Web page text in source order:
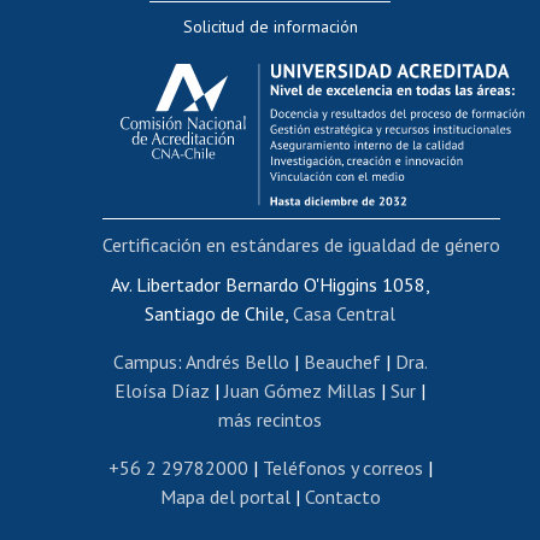
Evaluación docente
Calificación académica
Postulación al AUCAI
Funcionarias/os
Cursos internos de capacitación
Bienestar del personal
Portal de movilidad interna
Certificado de renta
Certificado de renta honorarios
Editar páginas blancas
Extranjeras/os
Revalidación y reconocimiento de títulos
Postulación al Programa de Movilidad Estudiantil
Solicitud de información
Av. Libertador Bernardo O'Higgins 1058,
Santiago de Chile, Casa Central
Campus: Andrés Bello | Beauchef| Dra.
Eloísa Díaz |Juan Gómez Millas | Sur |
más recintos
+56 2 29782000 | Teléfonos y correos |
Mapa del portal| Contacto
Certificación en estándares de igualdad de género